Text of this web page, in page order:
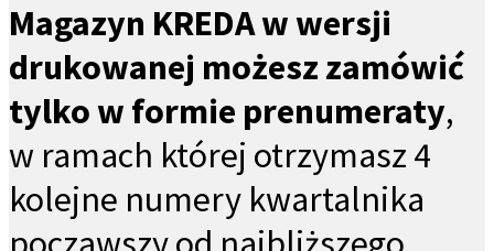
Magazyn KREDA w wersji
drukowanej możesz zamówić
tylko w formie prenumeraty,
w ramach której otrzymasz 4
kolejne numery kwartalnika